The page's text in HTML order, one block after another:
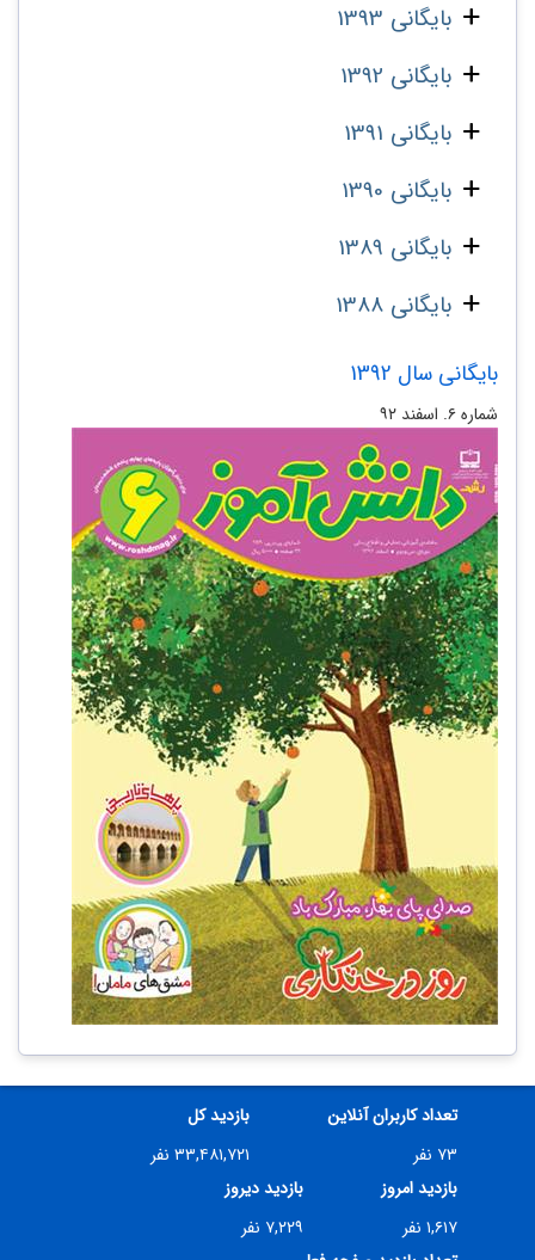
بایگانی 1393
بایگانی 1392
بایگانی 1391
بایگانی 1390
بایگانی 1389
بایگانی 1388
بایگانی سال 1392
شماره ۶. اسفند ۹۲
تعداد کاربران آنلاین
۷۳ نفر
بازدید کل
۳۳,۴۸۱,۷۲۱ نفر
بازدید امروز
۱,۶۱۷ نفر
بازدید دیروز
۷,۲۲۹ نفر